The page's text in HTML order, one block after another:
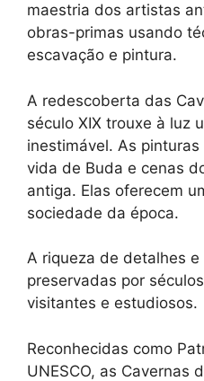
maestria dos artistas
obras-primas usando
escavação e pintura.
A redescoberta das
século XIX trouxe à luz
inestimável. As
vida de Buda e cenas
antiga. Elas oferecem
sociedade da época.
A riqueza de detalhes
preservadas por
visitantes e estudiosos.
Reconhecidas como
UNESCO, as Cavernas